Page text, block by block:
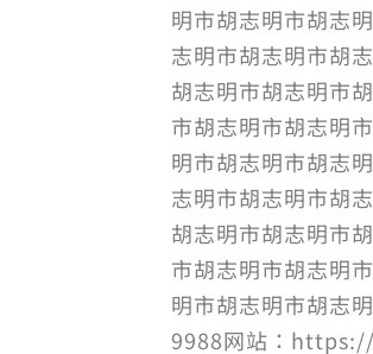
明市胡志明市胡志
志明市胡志明市胡
胡志明市胡志明市
市胡志明市胡志明
明市胡志明市胡志
志明市胡志明市胡
胡志明市胡志明市
市胡志明市胡志明
明市胡志明市胡志
9988网站：